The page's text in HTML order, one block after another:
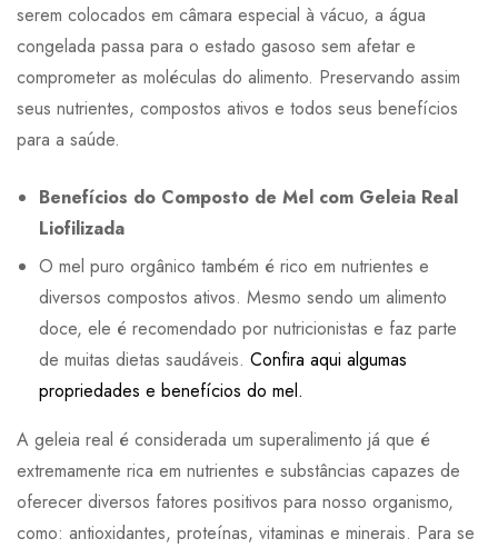
serem colocados em câmara especial à vácuo, a água
congelada passa para o estado gasoso sem afetar e
comprometer as moléculas do alimento. Preservando assim
seus nutrientes, compostos ativos e todos seus benefícios
para a saúde.
Benefícios do Composto de Mel com Geleia Real
Liofilizada
O mel puro orgânico também é rico em nutrientes e
diversos compostos ativos. Mesmo sendo um alimento
doce, ele é recomendado por nutricionistas e faz parte
de muitas dietas saudáveis. Confira aqui algumas
propriedades e benefícios do mel.
A geleia real é considerada um superalimento já que é
extremamente rica em nutrientes e substâncias capazes de
oferecer diversos fatores positivos para nosso organismo,
como: antioxidantes, proteínas, vitaminas e minerais. Para se